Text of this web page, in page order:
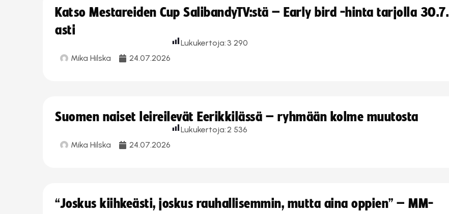
Katso Mestareiden Cup SalibandyTV:stä – Early bird -hinta tarjolla 30.7.
asti
Mika Hilska 24.07.2026
Lukukertoja: 3 290
Suomen naiset leireilevät Eerikkilässä – ryhmään kolme muutosta
Mika Hilska 24.07.2026
Lukukertoja:2 536
“Joskus kiihkeästi, joskus rauhallisemmin, mutta aina oppien” – MM-